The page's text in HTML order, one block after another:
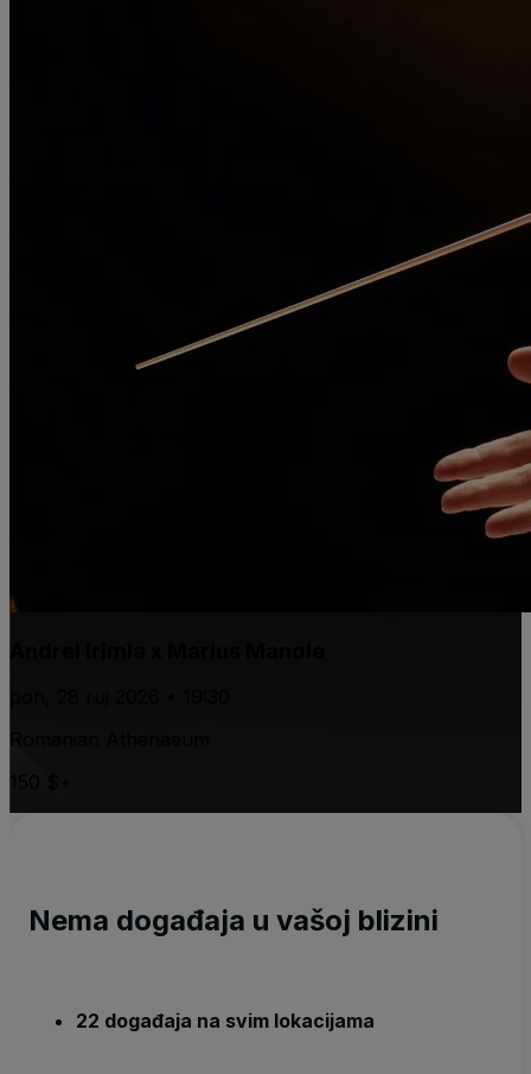
Andrei Irimia x Marius Manole
Nema događaja u vašoj blizini
22 događaja na svim lokacijama